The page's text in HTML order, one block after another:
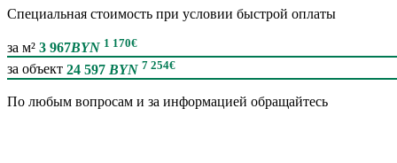
Специальная cтоимость при условии быстрой оплаты
за м² 3 967BYN 1 170€
за объект 24 597 BYN 7 254€
По любым вопросам и за информацией обращайтесь